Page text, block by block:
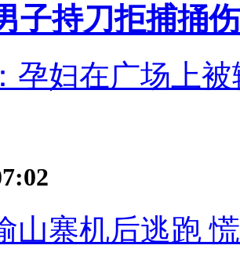
子持刀拒捕捅
孕妇在广场上
山寨机后逃跑